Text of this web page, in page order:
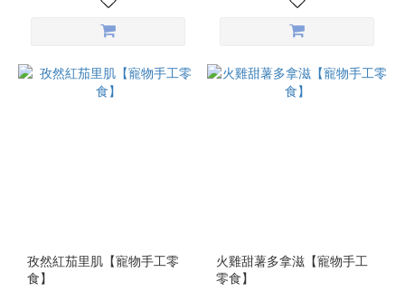
孜然紅茄里肌【寵物手工零
食】
火雞甜薯多拿滋【寵物手工
零食】